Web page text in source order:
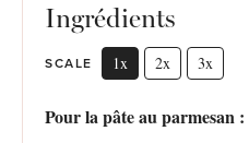
Ingrédients
SCALE 1x 2x 3x
Pour la pâte au parmesan :